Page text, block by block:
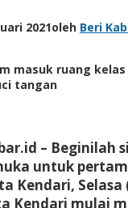
2021oleh Beri
masuk ruang
tangan
– Beginilah
untuk
Kendari, Selasa
Kendari mulai